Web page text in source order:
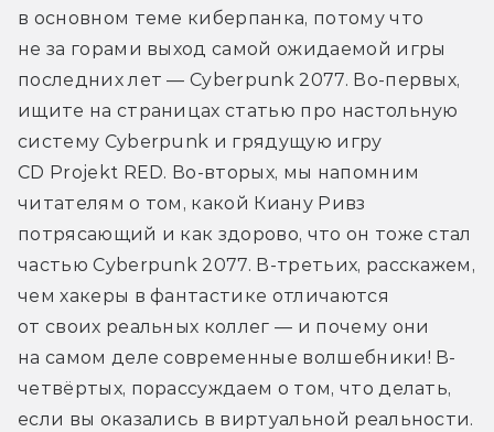
в основном теме киберпанка, потому что
не за горами выход самой ожидаемой игры
последних лет — Cyberpunk 2077. Во-первых,
ищите на страницах статью про настольную
систему Cyberpunk и грядущую игру
CD Projekt RED. Во-вторых, мы напомним
читателям о том, какой Киану Ривз
потрясающий и как здорово, что он тоже стал
частью Cyberpunk 2077. В-третьих, расскажем,
чем хакеры в фантастике отличаются
от своих реальных коллег — и почему они
на самом деле современные волшебники! В-
четвёртых, порассуждаем о том, что делать,
если вы оказались в виртуальной реальности.